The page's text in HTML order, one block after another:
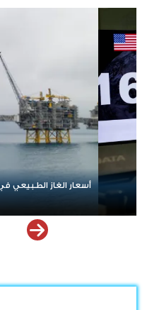
النفوذ المالي للإخوان في
صراع سياسي واقتصادي؟